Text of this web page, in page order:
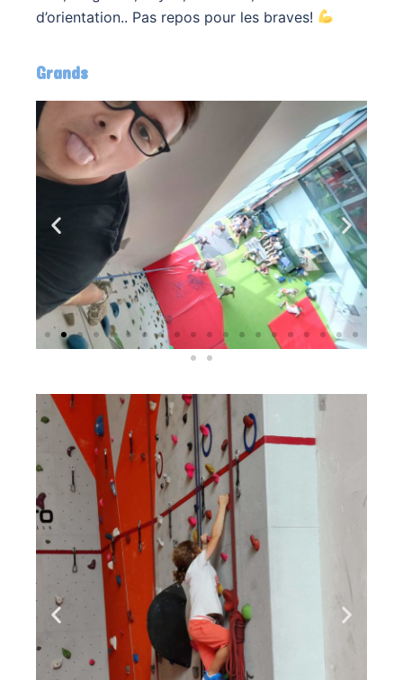
d’orientation.. Pas repos pour les braves!
Grands